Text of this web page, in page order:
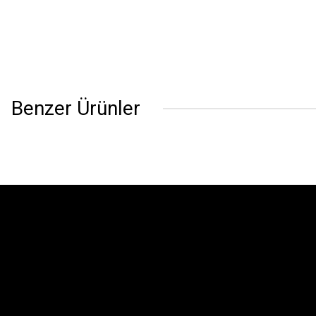
Benzer Ürünler